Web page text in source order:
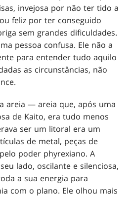
invejosa por não ter tido a
feliz por ter conseguido
sem grandes dificuldades.
pessoa confusa. Ele não a
para entender tudo aquilo
as circunstâncias, não
areia — areia que, após uma
de Kaito, era tudo menos
ser um litoral era um
de metal, peças de
poder phyrexiano. A
lado, oscilante e silenciosa,
a sua energia para
com o plano. Ele olhou mais